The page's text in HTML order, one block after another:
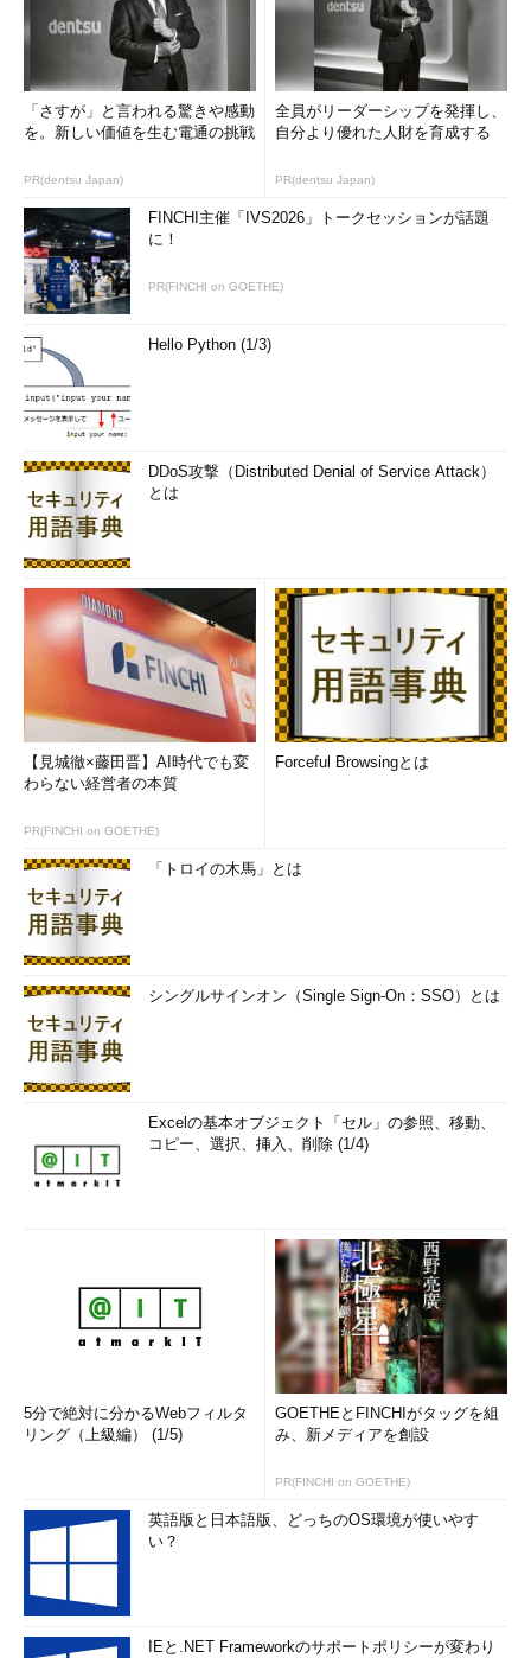
「さすが」と言われる驚きや感動
を。新しい価値を生む電通の挑戦
PR(dentsu Japan)
全員がリーダーシップを発揮し、
自分より優れた人財を育成する
PR(dentsu Japan)
FINCHI主催「IVS2026」トークセッションが話題
に！
PR(FINCHI on GOETHE)
Hello Python (1/3)
DDoS攻撃（Distributed Denial of Service Attack）
とは
【見城徹×藤田晋】AI時代でも変
わらない経営者の本質
PR(FINCHI on GOETHE)
Forceful Browsingとは
「トロイの木馬」とは
シングルサインオン（Single Sign-On：SSO）とは
Excelの基本オブジェクト「セル」の参照、移動、
コピー、選択、挿入、削除 (1/4)
5分で絶対に分かるWebフィルタ
リング（上級編） (1/5)
GOETHEとFINCHIがタッグを組
み、新メディアを創設
PR(FINCHI on GOETHE)
英語版と日本語版、どっちのOS環境が使いやす
い？
IEと.NET Frameworkのサポートポリシーが変わり